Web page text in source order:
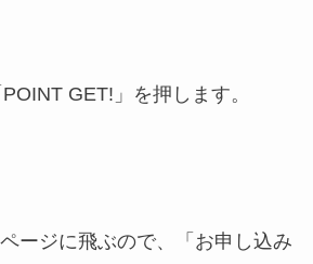
GET!」を押します。
ージに飛ぶので、「お申し込み